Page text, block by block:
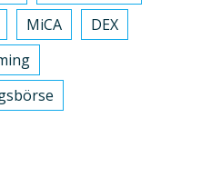
MiCA
DEX